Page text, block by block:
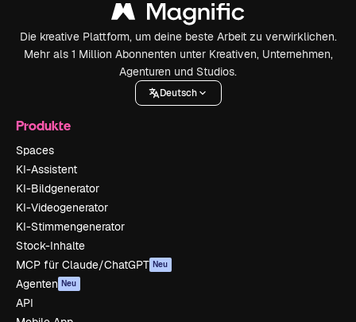
Die kreative Plattform, um deine beste Arbeit zu verwirklichen.
Mehr als 1 Million Abonnenten unter Kreativen, Unternehmen,
Agenturen und Studios.
Deutsch
Produkte
Spaces
KI-Assistent
KI-Bildgenerator
KI-Videogenerator
KI-Stimmengenerator
Stock-Inhalte
MCP für Claude/ChatGPT Neu
Agenten Neu
API